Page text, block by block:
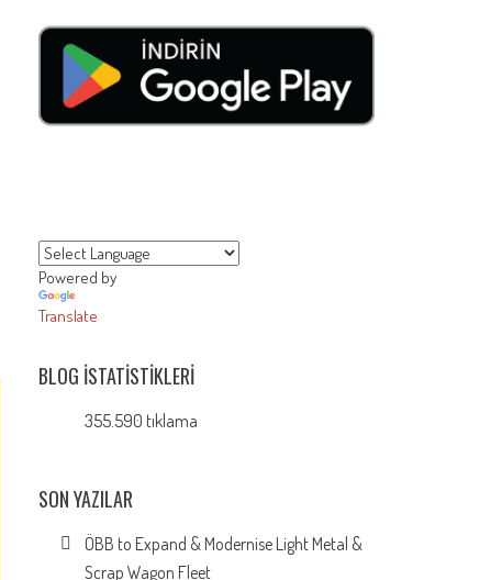
Powered by
Translate
BLOG İSTATISTIKLERI
355.590 tıklama
SON YAZILAR
ÖBB to Expand & Modernise Light Metal &
Scrap Wagon Fleet